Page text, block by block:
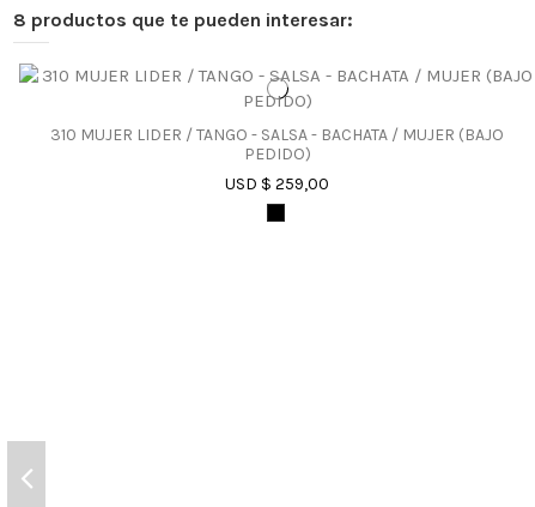
8 productos que te pueden interesar:
310 MUJER LIDER / TANGO - SALSA - BACHATA / MUJER (BAJO
PEDIDO)
USD $ 259,00